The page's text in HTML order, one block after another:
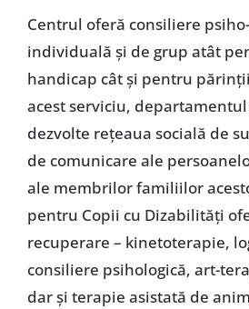
Centrul oferă consiliere
individuală și de grup atât
handicap cât și pentru
acest serviciu, departamentul
dezvolte rețeaua socială de
de comunicare ale
ale membrilor familiilor
pentru Copii cu Dizabilități
recuperare – kinetoterapie,
consiliere psihologică, art-
dar și terapie asistată de